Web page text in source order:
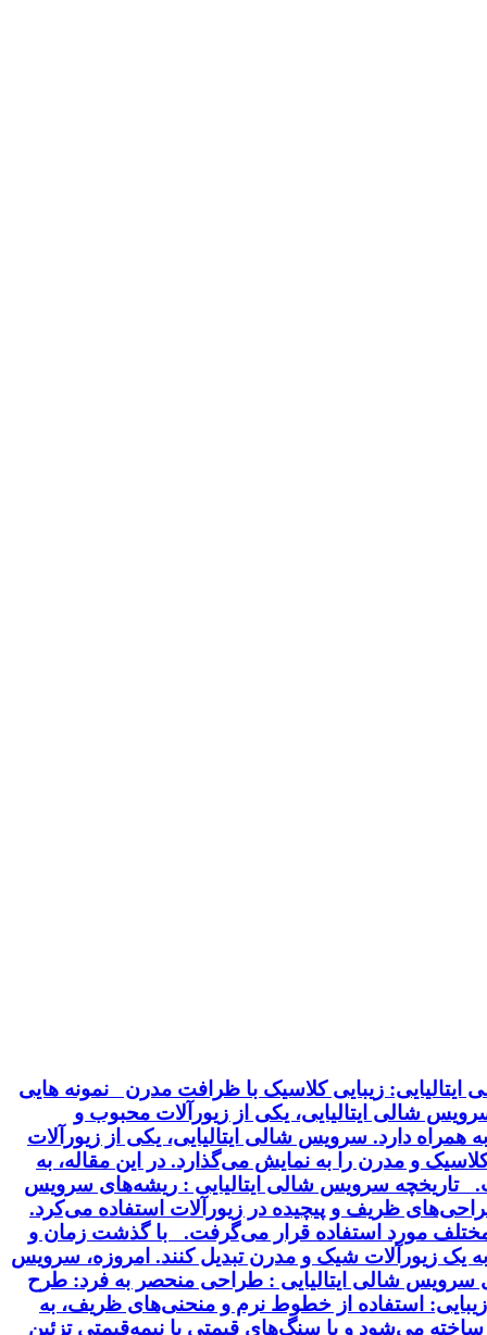
زیبایی کلاسیک با ظرافت مدرن نمونه هایی
شالی ایتالیایی، یکی از زیورآلات محبوب و
دارد. سرویس شالی ایتالیایی، یکی از زیورآلات
و مدرن را به نمایش می‌گذارد. در این مقاله، به
تاریخچه سرویس شالی ایتالیایی : ریشه‌های سرویس
ظریف و پیچیده در زیورآلات استفاده می‌کرد.
مختلف مورد استفاده قرار می‌گرفت. با گذشت زمان و
یک زیورآلات شیک و مدرن تبدیل کنند. امروزه، سرویس
سرویس شالی ایتالیایی : طراحی منحصر به فرد: طرح
استفاده از خطوط نرم و منحنی‌های ظریف، به
می‌شود و با سنگ‌های قیمتی یا نیمه‌قیمتی تزئین